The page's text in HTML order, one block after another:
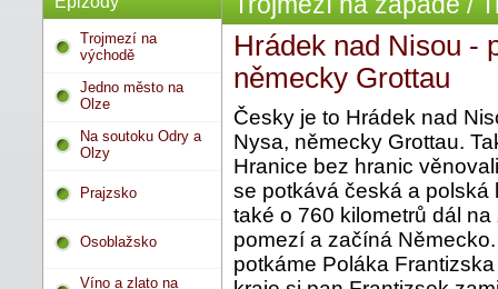
Trojmezí na
východě
Jedno město na
Olze
Na soutoku Odry a
Olzy
Prajzsko
Osoblažsko
Víno a zlato na
Hrádek nad Nisou -
německy Grottau
Česky je to Hrádek nad
Nysa, německy Grottau.
Hranice bez hranic
se potkává česká a polská
také o 760 kilometrů dál
pomezí a začíná
potkáme Poláka